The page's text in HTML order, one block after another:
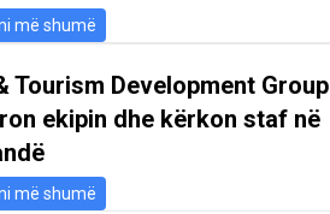
më shumë
Tourism Development Group
ekipin dhe kërkon staf në
më shumë